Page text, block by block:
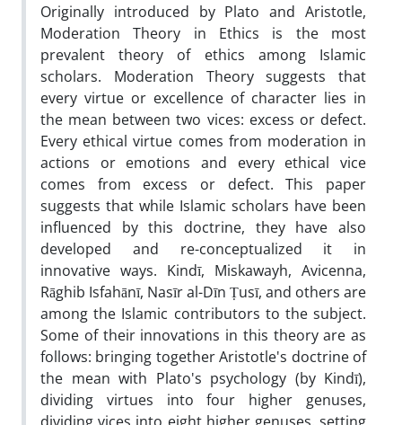
Originally introduced by Plato and Aristotle,
Moderation Theory in Ethics is the most
prevalent theory of ethics among Islamic
scholars. Moderation Theory suggests that
every virtue or excellence of character lies in
the mean between two vices: excess or defect.
Every ethical virtue comes from moderation in
actions or emotions and every ethical vice
comes from excess or defect. This paper
suggests that while Islamic scholars have been
influenced by this doctrine, they have also
developed and re-conceptualized it in
innovative ways. Kindī, Miskawayh, Avicenna,
Rāghib Isfahānī, Nasīr al-Dīn Ṭusī, and others are
among the Islamic contributors to the subject.
Some of their innovations in this theory are as
follows: bringing together Aristotle's doctrine of
the mean with Plato's psychology (by Kindī),
dividing virtues into four higher genuses,